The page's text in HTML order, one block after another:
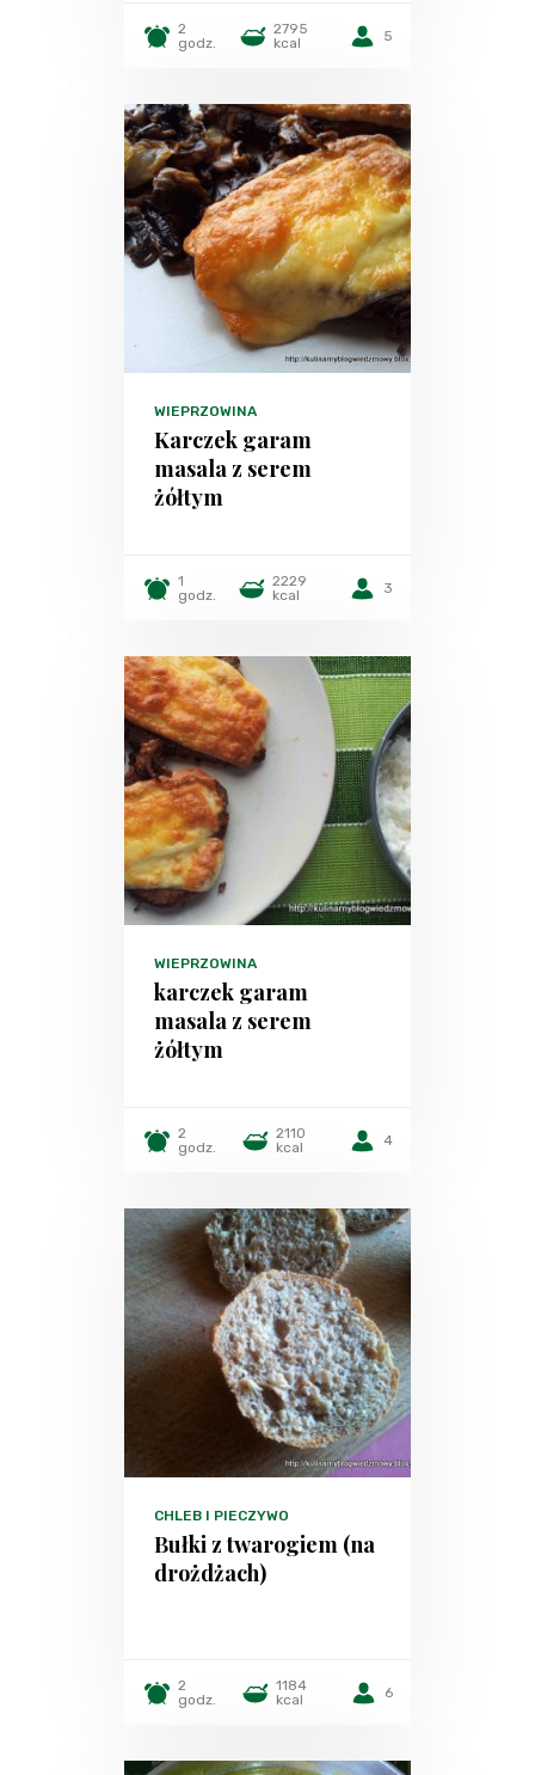
2
godz.
2795
kcal
5
WIEPRZOWINA
Karczek garam
masala z serem
żółtym
1
godz.
2229
kcal
3
WIEPRZOWINA
karczek garam
masala z serem
żółtym
2
godz.
2110
kcal
4
CHLEB I PIECZYWO
Bułki z twarogiem (na
drożdżach)
2
godz.
1184
kcal
6